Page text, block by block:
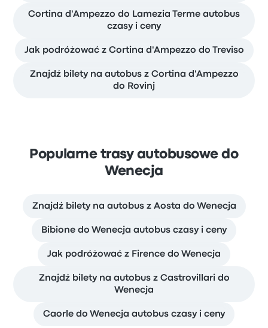
Cortina d'Ampezzo do Lamezia Terme autobus
czasy i ceny
Jak podróżować z Cortina d'Ampezzo do Treviso
Znajdź bilety na autobus z Cortina d'Ampezzo
do Rovinj
Popularne trasy autobusowe do
Wenecja
Znajdź bilety na autobus z Aosta do Wenecja
Bibione do Wenecja autobus czasy i ceny
Jak podróżować z Firence do Wenecja
Znajdź bilety na autobus z Castrovillari do
Wenecja
Caorle do Wenecja autobus czasy i ceny